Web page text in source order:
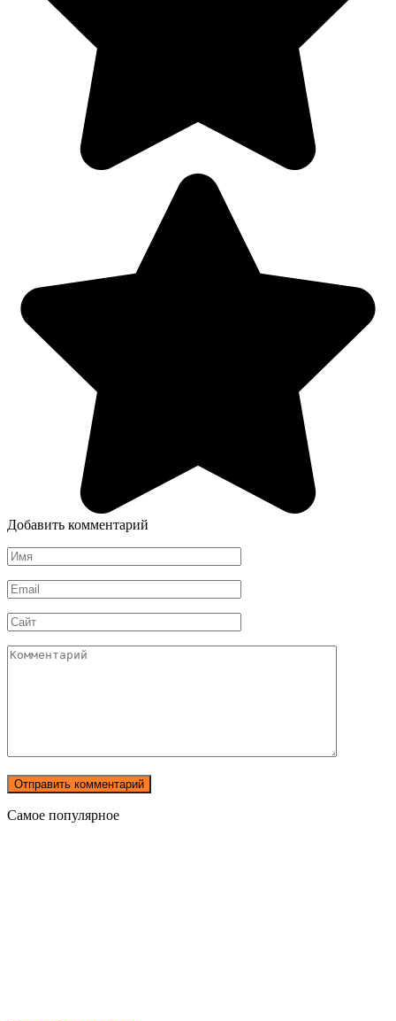
Добавить комментарий
Имя
*
Email
*
Сайт
Комментарий
Самое популярное